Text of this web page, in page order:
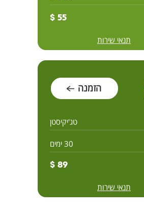
55 $
תנאי שירות
הזמנה
טג'יקיסטן
30 ימים
89 $
תנאי שירות